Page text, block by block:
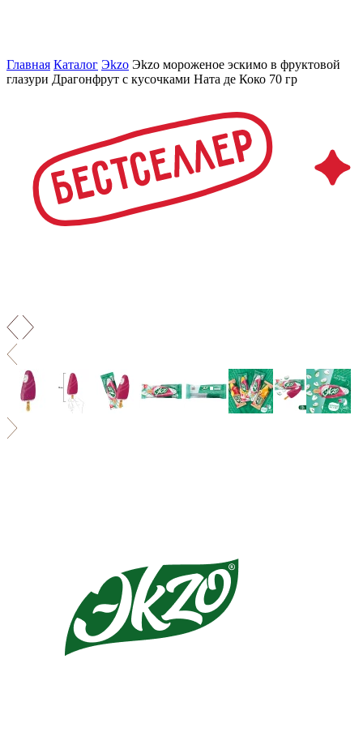
Главная Каталог Эkzо Эkzо мороженое эскимо в фруктовой
глазури Драгонфрут с кусочками Ната де Коко 70 гр